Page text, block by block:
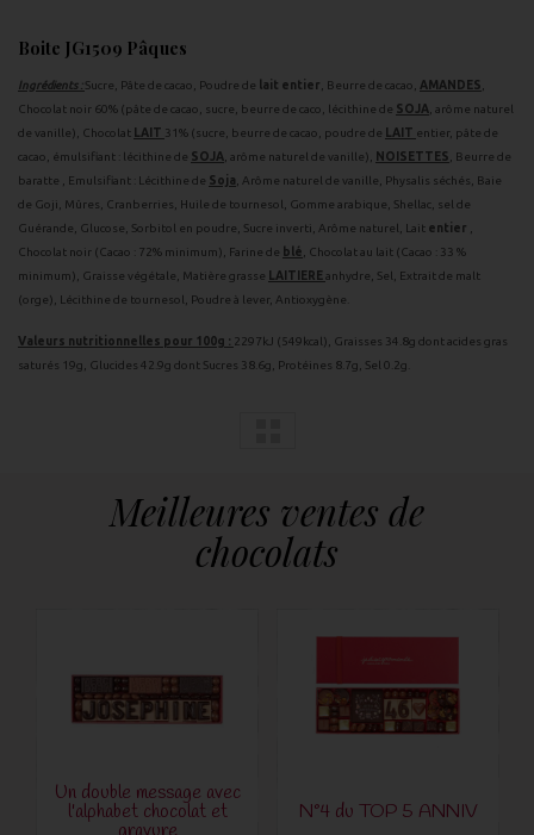
Boite JG1509 Pâques
Ingrédients :Sucre, Pâte de cacao, Poudre de lait entier , Beurre de cacao, AMANDES
Chocolat noir 60% (pâte de cacao, sucre, beurre de caco, lécithine de SOJA , arôme naturel
de vanille), Chocolat
LAIT 31% (sucre, beurre de cacao, poudre de LAIT entier, pâte de
cacao, émulsifiant : lécithine de SOJA , arôme naturel de vanille), NOISETTES , Beurre de
baratte , Emulsifiant : Lécithine de Soja , Arôme naturel de vanille, Physalis séchés, Baie
de Goji, Mûres, Cranberries, Huile de tournesol, Gomme arabique, Shellac, sel de
Guérande, Glucose, Sorbitol en poudre, Sucre inverti, Arôme naturel, Lait entier
Chocolat noir (Cacao : 72% minimum), Farine de blé , Chocolat au lait (Cacao : 33 %
minimum), Graisse végétale, Matière grasse
LAITIERE anhydre, Sel, Extrait de malt
(orge), Lécithine de tournesol, Poudre à lever, Antioxygène.
Valeurs nutritionnelles pour 100g : 2297kJ (549kcal), Graisses 34.8g dont acides gras
saturés 19g, Glucides 42.9g dont Sucres 38.6g, Protéines 8.7g, Sel 0.2g.
Meilleures ventes de
chocolats
Un double message avec
l'alphabet chocolat et N°4 du TOP 5 ANNIV